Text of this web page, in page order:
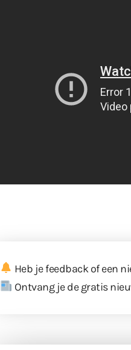
Heb je feedback of een
Ontvang je de gratis